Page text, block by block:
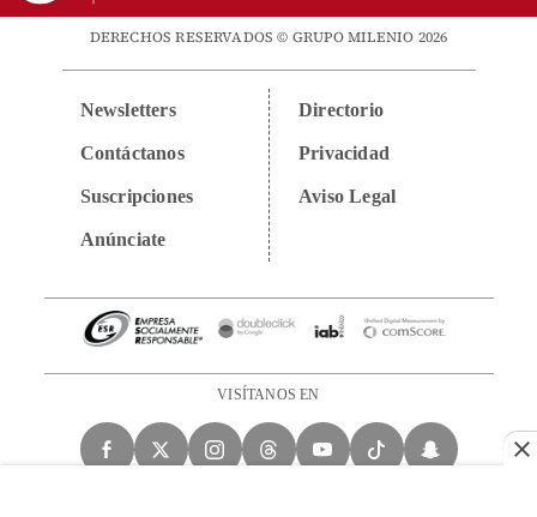
DERECHOS RESERVADOS © GRUPO MILENIO 2026
Newsletters
Contáctanos
Suscripciones
Anúnciate
Directorio
Privacidad
Aviso Legal
VISÍTANOS EN